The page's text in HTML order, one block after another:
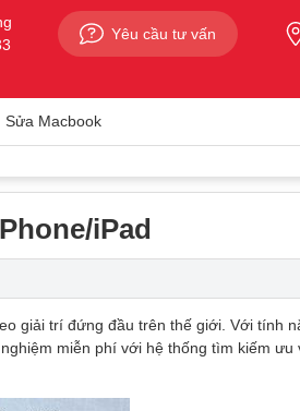
Yêu cầu tư vấn
Sửa Macbook
iPad
giải trí đứng đầu trên thế giới. Với tính
miễn phí với hệ thống tìm kiếm ưu